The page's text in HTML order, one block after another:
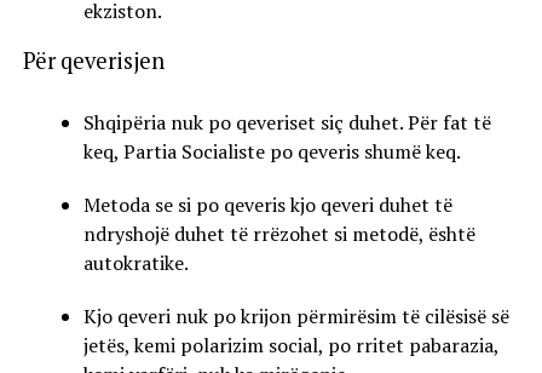
ekziston.
Për qeverisjen
Shqipëria nuk po qeveriset siç duhet. Për fat të
keq, Partia Socialiste po qeveris shumë keq.
Metoda se si po qeveris kjo qeveri duhet të
ndryshojë duhet të rrëzohet si metodë, është
autokratike.
Kjo qeveri nuk po krijon përmirësim të cilësisë së
jetës, kemi polarizim social, po rritet pabarazia,